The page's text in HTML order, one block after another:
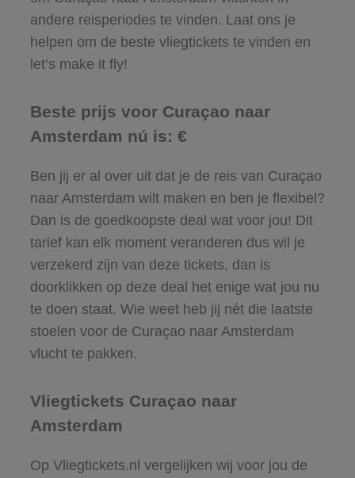
andere reisperiodes te vinden. Laat ons je
helpen om de beste vliegtickets te vinden en
let’s make it fly!
Beste prijs voor Curaçao naar
Amsterdam nú is: €
Ben jij er al over uit dat je de reis van Curaçao
naar Amsterdam wilt maken en ben je flexibel?
Dan is de goedkoopste deal wat voor jou! Dit
tarief kan elk moment veranderen dus wil je
verzekerd zijn van deze tickets, dan is
doorklikken op deze deal het enige wat jou nu
te doen staat. Wie weet heb jij nét die laatste
stoelen voor de Curaçao naar Amsterdam
vlucht te pakken.
Vliegtickets Curaçao naar
Amsterdam
Op Vliegtickets.nl vergelijken wij voor jou de